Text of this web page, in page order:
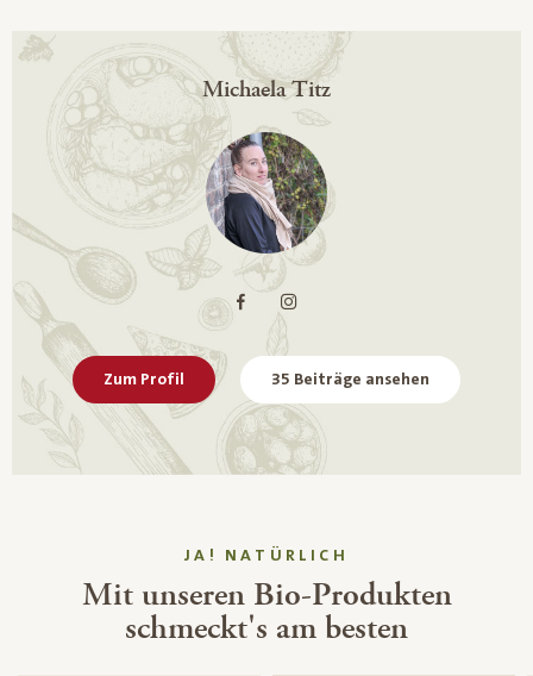
Michaela Titz
Zum Profil 35 Beiträge ansehen
JA! NATÜRLICH
Mit unseren Bio-Produkten
schmeckt's am besten